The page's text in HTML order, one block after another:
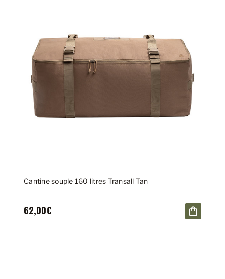
Cantine souple 160 litres Transall Tan
62,00€